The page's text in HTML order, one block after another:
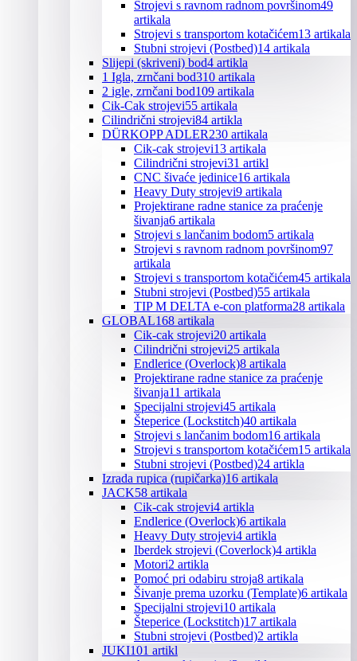
Strojevi s ravnom radnom površinom49
artikala
Strojevi s transportom kotačićem13 artikala
Stubni strojevi (Postbed)14 artikala
Slijepi (skriveni) bod4 artikla
1 Igla, zrnčani bod310 artikala
2 igle, zrnčani bod109 artikala
Cik-Cak strojevi55 artikala
Cilindrični strojevi84 artikla
DÜRKOPP ADLER230 artikala
Cik-cak strojevi13 artikala
Cilindrični strojevi31 artikl
CNC šivaće jedinice16 artikala
Heavy Duty strojevi9 artikala
Projektirane radne stanice za praćenje
šivanja6 artikala
Strojevi s lančanim bodom5 artikala
Strojevi s ravnom radnom površinom97
artikala
Strojevi s transportom kotačićem45 artikala
Stubni strojevi (Postbed)55 artikala
TIP M DELTA e-con platforma28 artikala
GLOBAL168 artikala
Cik-cak strojevi20 artikala
Cilindrični strojevi25 artikala
Endlerice (Overlock)8 artikala
Projektirane radne stanice za praćenje
šivanja11 artikala
Specijalni strojevi45 artikala
Šteperice (Lockstitch)40 artikala
Strojevi s lančanim bodom16 artikala
Strojevi s transportom kotačićem15 artikala
Stubni strojevi (Postbed)24 artikla
Izrada rupica (rupičarka)16 artikala
JACK58 artikala
Cik-cak strojevi4 artikla
Endlerice (Overlock)6 artikala
Heavy Duty strojevi4 artikla
Iberdek strojevi (Coverlock)4 artikla
Motori2 artikla
Pomoć pri odabiru stroja8 artikala
Šivanje prema uzorku (Template)6 artikala
Specijalni strojevi10 artikala
Šteperice (Lockstitch)17 artikala
Stubni strojevi (Postbed)2 artikla
JUKI101 artikl